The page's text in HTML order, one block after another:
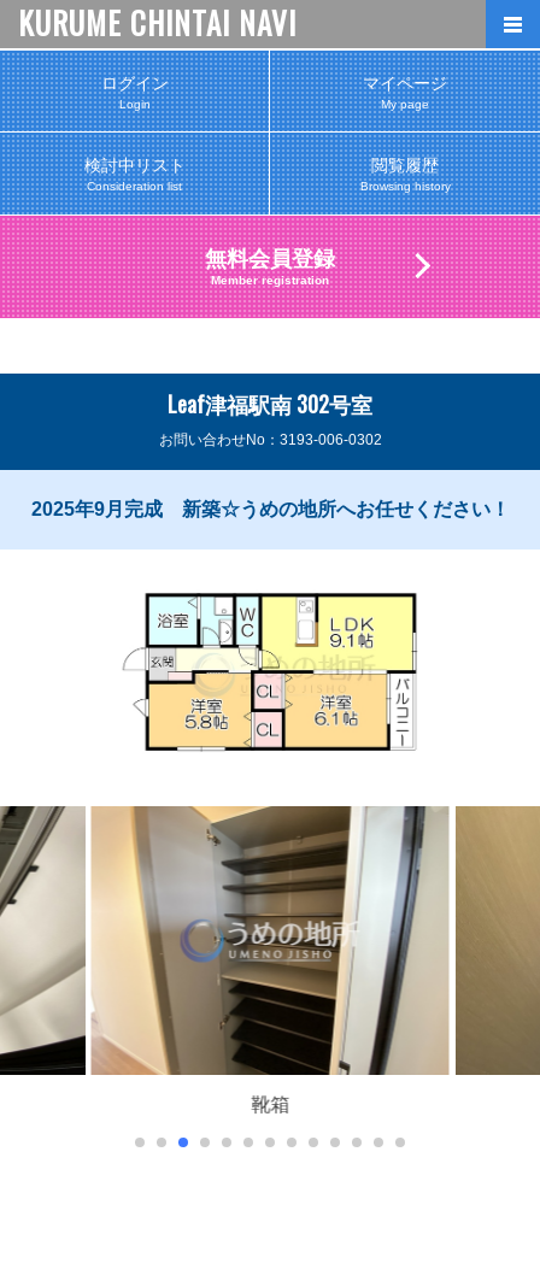
ログイン
Login
マイページ
My page
検討中リスト
Consideration list
閲覧履歴
Browsing history
無料会員登録
Member registration
KURUME CHINTAI NAVI
Leaf津福駅南 302号室
お問い合わせNo：3193-006-0302
2025年9月完成 新築☆うめの地所へお任せください！
トイレ